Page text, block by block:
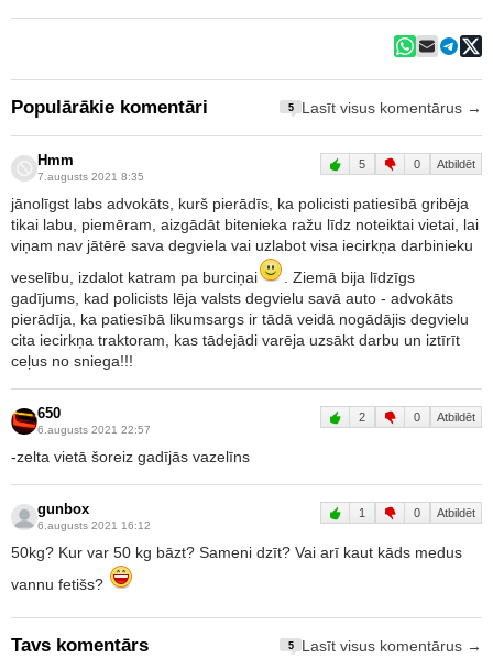
Populārākie komentāri 5 Lasīt visus komentārus →
Hmm
7.augusts 2021 8:35
5 0 Atbildēt
jānolīgst labs advokāts, kurš pierādīs, ka policisti patiesībā gribēja
tikai labu, piemēram, aizgādāt bitenieka ražu līdz noteiktai vietai, lai
viņam nav jātērē sava degviela vai uzlabot visa iecirkņa darbinieku
veselību, izdalot katram pa burciņai
. Ziemā bija līdzīgs
gadījums, kad policists lēja valsts degvielu savā auto - advokāts
pierādīja, ka patiesībā likumsargs ir tādā veidā nogādājis degvielu
cita iecirkņa traktoram, kas tādejādi varēja uzsākt darbu un iztīrīt
ceļus no sniega!!!
650
6.augusts 2021 22:57
2 0 Atbildēt
-zelta vietā šoreiz gadījās vazelīns
gunbox
6.augusts 2021 16:12
1 0 Atbildēt
50kg? Kur var 50 kg bāzt? Sameni dzīt? Vai arī kaut kāds medus
vannu fetišs?
Tavs komentārs 5 Lasīt visus komentārus →